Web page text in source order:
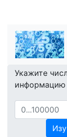
Укажите
информацию